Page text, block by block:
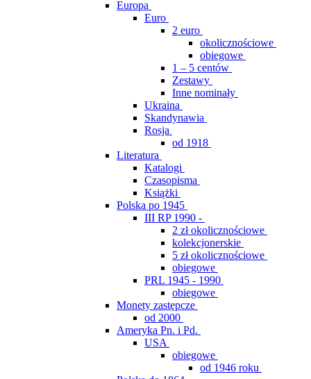
Europa
Euro
2 euro
okolicznościowe
obiegowe
1 – 5 centów
Zestawy
Inne nominały
Ukraina
Skandynawia
Rosja
od 1918
Literatura
Katalogi
Czasopisma
Książki
Polska po 1945
III RP 1990 -
2 zł okolicznościowe
kolekcjonerskie
5 zł okolicznościowe
obiegowe
PRL 1945 - 1990
obiegowe
Monety zastępcze
od 2000
Ameryka Pn. i Pd.
USA
obiegowe
od 1946 roku